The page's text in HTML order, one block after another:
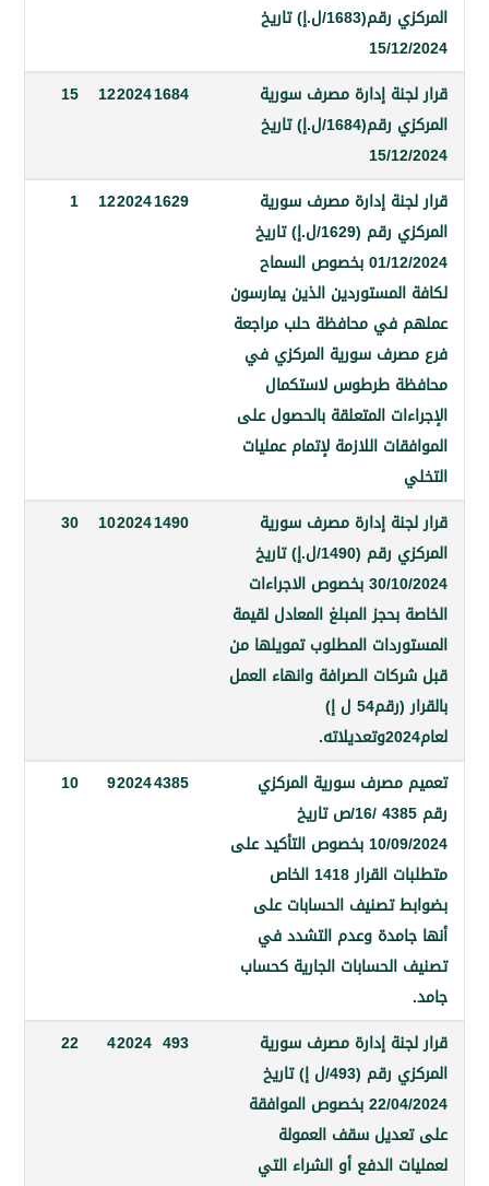
المركزي رقم(1683/ل.إ) تاريخ
إدارة مصرف سورية
المركزي رقم(1684/ل.إ) تاريخ
1684
12
15
إدارة مصرف سورية
المركزي رقم (1629/ل.إ) تاريخ
01/12/2024 بخصوص السماح
الذين يمارسون
في محافظة حلب مراجعة
سورية المركزي في
طرطوس لاستكمال
المتعلقة بالحصول على
اللازمة لإتمام عمليات
1629
12
1
إدارة مصرف سورية
المركزي رقم (1490/ل.إ) تاريخ
30/10/2024 بخصوص الاجراءات
المبلغ المعادل لقيمة
المطلوب تمويلها من
الصرافة وانهاء العمل
بالقرار (رقم54 ل إ)
1490
10
30
سورية المركزي
رقم 4385 /16/ص تاريخ
10/09/2024 بخصوص التأكيد على
متطلبات القرار 1418 الخاص
تصنيف الحسابات على
وعدم التشدد في
الجارية كحساب
4385
10
إدارة مصرف سورية
المركزي رقم (493/ل إ) تاريخ
22/04/2024 بخصوص الموافقة
سقف العمولة
الدفع أو الشراء التي
493
22